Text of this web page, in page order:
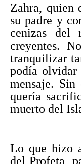
Zahra, quien
su padre y
cenizas del
creyentes.
tranquilizar
podía olvidar
mensaje. Sin
quería
muerto del
Lo que hizo
del Profeta,